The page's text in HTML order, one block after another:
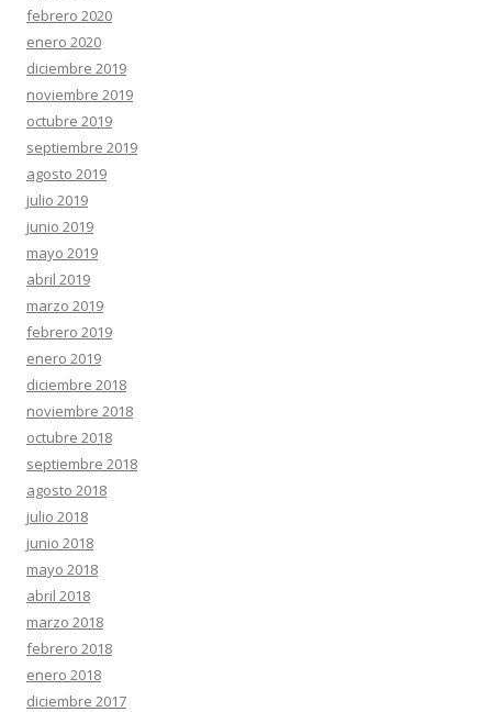
febrero 2020
enero 2020
diciembre 2019
noviembre 2019
octubre 2019
septiembre 2019
agosto 2019
julio 2019
junio 2019
mayo 2019
abril 2019
marzo 2019
febrero 2019
enero 2019
diciembre 2018
noviembre 2018
octubre 2018
septiembre 2018
agosto 2018
julio 2018
junio 2018
mayo 2018
abril 2018
marzo 2018
febrero 2018
enero 2018
diciembre 2017